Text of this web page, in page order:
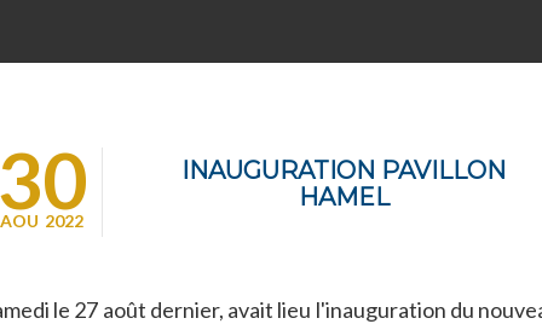
AOU 2022
INAUGURATION PAVILLON
HAMEL
le 27 août dernier, avait lieu l'inauguration du